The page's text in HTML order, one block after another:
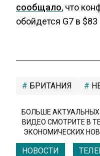
сообщало, что
обойдется G7 в
БРИТАНИЯ
БОЛЬШЕ
ВИДЕО СМОТРИТЕ В
ЭКОНОМИЧЕСКИХ
НОВОСТИ